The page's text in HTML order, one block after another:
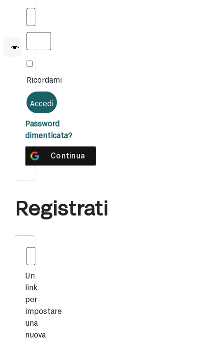
Ricordami
Accedi
Password
dimenticata?
Continua con
Registrati
Un
link
per
impostare
una
nuova